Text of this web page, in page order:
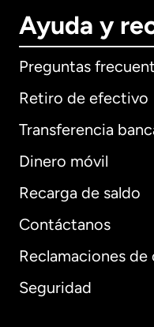
Ayuda y
Preguntas
Retiro de efectivo
Transferencia
Dinero móvil
Recarga de saldo
Contáctanos
Reclamaciones de
Seguridad